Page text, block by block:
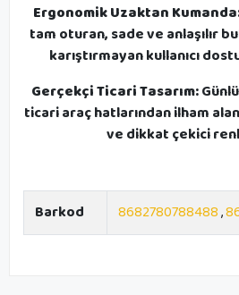
Ergonomik Uzaktan
tam oturan, sade ve anlaşılır
karıştırmayan kullanıcı
Gerçekçi Ticari Tasarım:
ticari araç hatlarından ilham
ve dikkat çekici
Barkod 8682780788488,